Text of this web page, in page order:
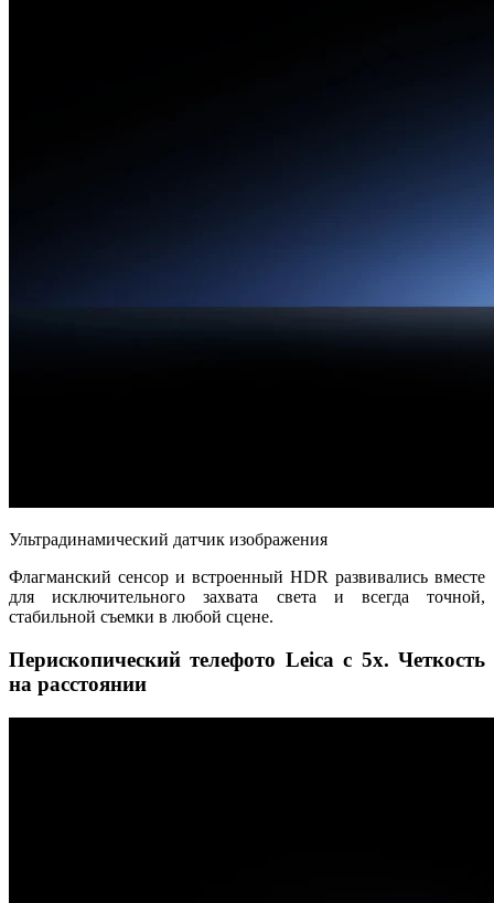
Ультрадинамический датчик изображения
Флагманский сенсор и встроенный HDR развивались вместе
для исключительного захвата света и всегда точной,
стабильной съемки в любой сцене.
Перископический телефото Leica с 5x. Четкость
на расстоянии